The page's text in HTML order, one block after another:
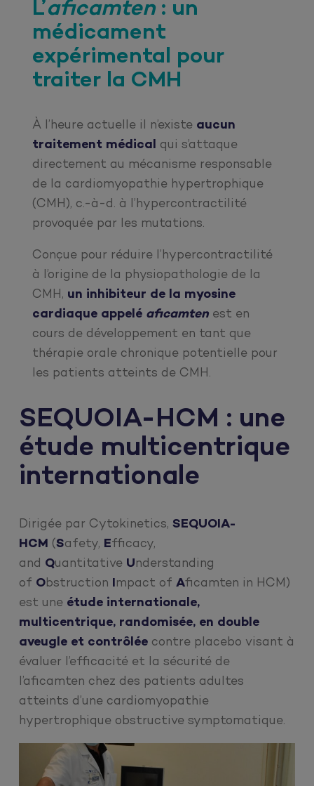
L’aficamten: un
médicament
expérimental pour
traiter la CMH
À l’heure actuelle il n’existe aucun
traitement médical
qui s’attaque
directement au mécanisme responsable
de la cardiomyopathie hypertrophique
(CMH), c.-à-d. à l’hypercontractilité
provoquée par les mutations.
Conçue pour réduire l’hypercontractilité
à l’origine de la physiopathologie de la
CMH, un inhibiteur de la myosine
cardiaque appelé aficamten est en
cours de développement en tant que
thérapie orale chronique potentielle pour
les patients atteints de CMH.
SEQUOIA-HCM : une
étude multicentrique
internationale
Dirigée par Cytokinetics,SEQUOIA-
HCM (Safety, Efficacy,
and Quantitative Understanding
of Obstruction mpact ofAficamten in HCM)
est une étude internationale,
multicentrique, randomisée, en double
aveugle et contrôlée contre placebo visant à
évaluer l’efficacité et la sécurité de
l’aficamten chez des patients adultes
atteints d’une cardiomyopathie
hypertrophique obstructive symptomatique.